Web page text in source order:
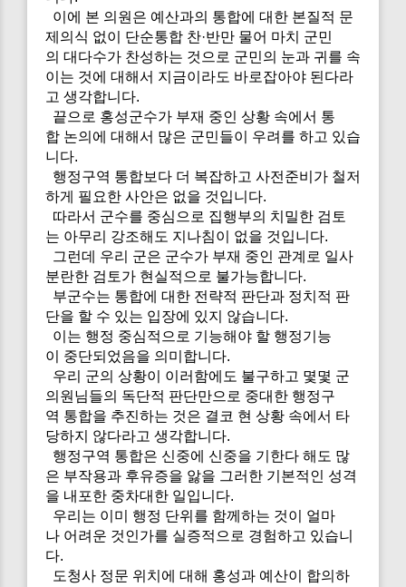
이에 본 의원은 예산과의 통합에 대한 본질적 문
제의식 없이 단순통합 찬·반만 물어 마치 군민
의 대다수가 찬성하는 것으로 군민의 눈과 귀를 속
이는 것에 대해서 지금이라도 바로잡아야 된다라
고 생각합니다.
끝으로 홍성군수가 부재 중인 상황 속에서 통
합 논의에 대해서 많은 군민들이 우려를 하고 있습
니다.
행정구역 통합보다 더 복잡하고 사전준비가 철저
하게 필요한 사안은 없을 것입니다.
따라서 군수를 중심으로 집행부의 치밀한 검토
는 아무리 강조해도 지나침이 없을 것입니다.
그런데 우리 군은 군수가 부재 중인 관계로 일사
분란한 검토가 현실적으로 불가능합니다.
부군수는 통합에 대한 전략적 판단과 정치적 판
단을 할 수 있는 입장에 있지 않습니다.
이는 행정 중심적으로 기능해야 할 행정기능
이 중단되었음을 의미합니다.
우리 군의 상황이 이러함에도 불구하고 몇몇 군
의원님들의 독단적 판단만으로 중대한 행정구
역 통합을 추진하는 것은 결코 현 상황 속에서 타
당하지 않다라고 생각합니다.
행정구역 통합은 신중에 신중을 기한다 해도 많
은 부작용과 후유증을 앓을 그러한 기본적인 성격
을 내포한 중차대한 일입니다.
우리는 이미 행정 단위를 함께하는 것이 얼마
나 어려운 것인가를 실증적으로 경험하고 있습니
다.
도청사 정문 위치에 대해 홍성과 예산이 합의하